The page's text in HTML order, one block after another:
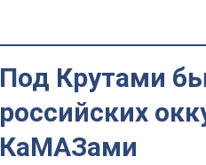
Под Крутами
российских
КаМАЗами